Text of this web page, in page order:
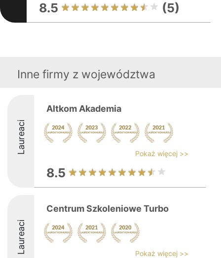
8.5 (5)
Inne firmy z województwa
Laureaci
Altkom Akademia
Pokaż więcej >>
8.5
Laureaci
Centrum Szkoleniowe Turbo
Pokaż więcej >>